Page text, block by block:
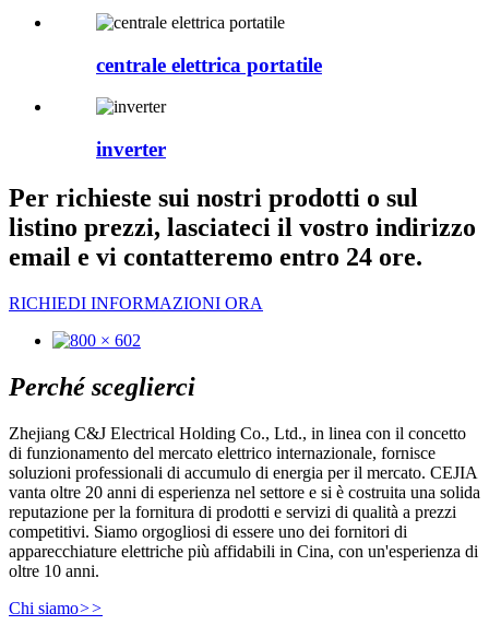
centrale elettrica portatile
inverter
Per richieste sui nostri prodotti o sul
listino prezzi, lasciateci il vostro indirizzo
email e vi contatteremo entro 24 ore.
RICHIEDI INFORMAZIONI ORA
Perché sceglierci
Zhejiang C&J Electrical Holding Co., Ltd., in linea con il concetto
di funzionamento del mercato elettrico internazionale, fornisce
soluzioni professionali di accumulo di energia per il mercato. CEJIA
vanta oltre 20 anni di esperienza nel settore e si è costruita una solida
reputazione per la fornitura di prodotti e servizi di qualità a prezzi
competitivi. Siamo orgogliosi di essere uno dei fornitori di
apparecchiature elettriche più affidabili in Cina, con un'esperienza di
oltre 10 anni.
Chi siamo>>